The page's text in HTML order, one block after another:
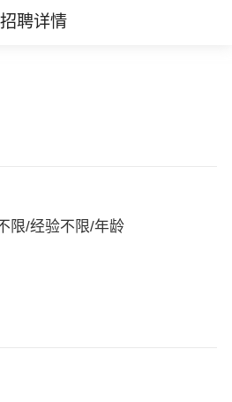
招聘详情
限/经验不限/年龄